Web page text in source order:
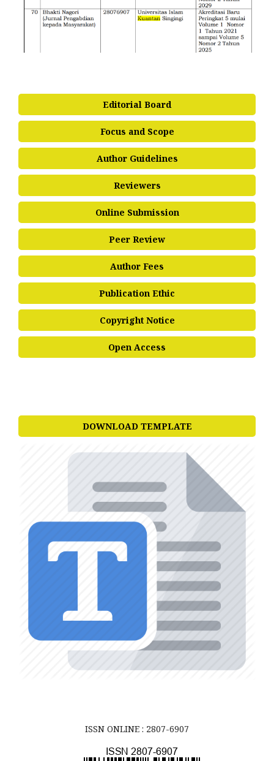
Editorial Board
Focus and Scope
Author Guidelines
Reviewers
Online Submission
Peer Review
Author Fees
Publication Ethic
Copyright Notice
Open Access
DOWNLOAD TEMPLATE
ISSN ONLINE : 2807-6907